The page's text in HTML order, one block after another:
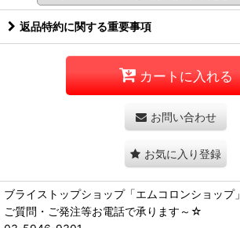
返品特約に関する重要事項
カートに入れる
お問い合わせ
お気に入り登録
ブライストップショップ「エムコロンショップ」
ご質問・ご発注等お電話で承ります～☆